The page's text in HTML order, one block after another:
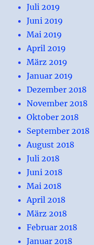
Juli 2019
Juni 2019
Mai 2019
April 2019
März 2019
Januar 2019
Dezember 2018
November 2018
Oktober 2018
September 2018
August 2018
Juli 2018
Juni 2018
Mai 2018
April 2018
März 2018
Februar 2018
Januar 2018